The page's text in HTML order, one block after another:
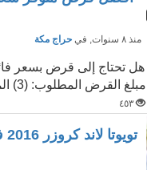
منذ ٨ سنوات , فيحراج مكة
مبلغ القرض المطلوب: (3) المدة: (4) البلد: (5) رقم ال...
٤٥٣
تويوتا لاند كروزر 2016 فول أوبتيون